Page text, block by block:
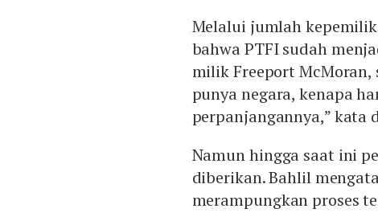
Melalui jumlah
bahwa PTFI sudah
milik Freeport McMoran,
punya negara, kenapa
perpanjangannya,” kata
Namun hingga saat ini
diberikan. Bahlil
merampungkan proses